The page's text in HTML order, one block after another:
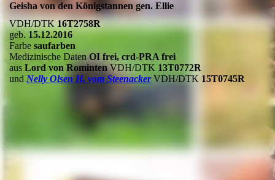
Geisha von den Königstannen gen. Ellie
VDH/DTK 16T2758R
geb.15.12.2016
Farbe saufarben
Medizinische DatenOI frei, crd-PRA frei
aus Lord von RomintenVDH/DTK 13T0772R
und Nelly Olsen H. vom Steenacker VDH/DTK 15T0745R